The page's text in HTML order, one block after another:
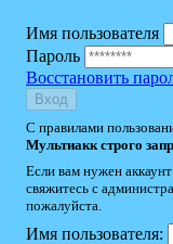
Имя пользователя
Пароль
Восстановить
Вход
С правилами
Мультиакк строго
Если вам нужен
свяжитесь с
пожалуйста.
Имя пользователя: